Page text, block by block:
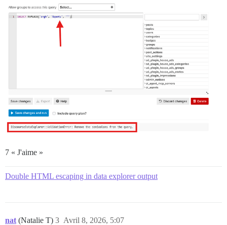
7 « J'aime »
Double HTML escaping in data explorer output
nat (Natalie T) Avril 8, 2026, 5:07
3